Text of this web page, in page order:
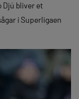
Djú bliver et
i Superligaen